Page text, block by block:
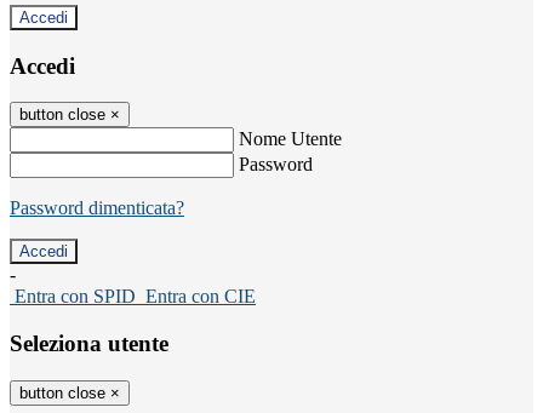
Accedi
Accedi
button close ×
Nome Utente
Password
Password dimenticata?
-
Entra con SPID Entra con CIE
Seleziona utente
button close ×